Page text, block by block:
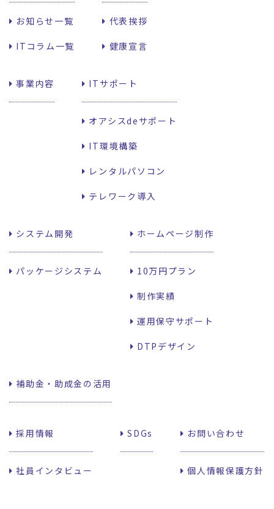
お知らせ一覧
ITコラム一覧
代表挨拶
健康宣言
事業内容 ITサポート
オアシスdeサポート
IT環境構築
レンタルパソコン
テレワーク導入
システム開発
パッケージシステム
ホームページ制作
10万円プラン
制作実績
運用保守サポート
DTPデザイン
補助金・助成金の活用
採用情報
社員インタビュー
SDGs お問い合わせ
個人情報保護方針